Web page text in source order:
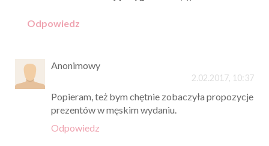
Odpowiedz
Anonimowy
2.02.2017, 10:37
Popieram, też bym chętnie zobaczyła propozycje
prezentów w męskim wydaniu.
Odpowiedz